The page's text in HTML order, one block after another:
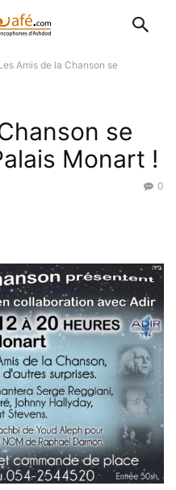
Amis de la Chanson se
se
Monart !
0